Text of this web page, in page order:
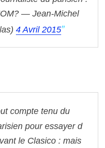
— Jean-Michel
4 Avril 2015
compte tenu du
pour essayer d
le Clasico : mais